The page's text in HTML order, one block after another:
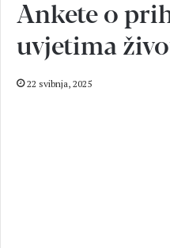
Ankete o
uvjetima
22 svibnja, 2025